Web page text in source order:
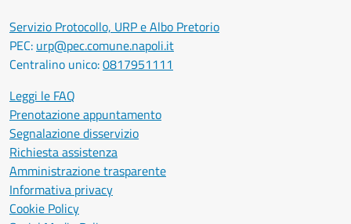
Servizio Protocollo, URP e Albo Pretorio
PEC: urp@pec.comune.napoli.it
Centralino unico:0817951111
Leggi le FAQ
Prenotazione appuntamento
Segnalazione disservizio
Richiesta assistenza
Amministrazione trasparente
Informativa privacy
Cookie Policy